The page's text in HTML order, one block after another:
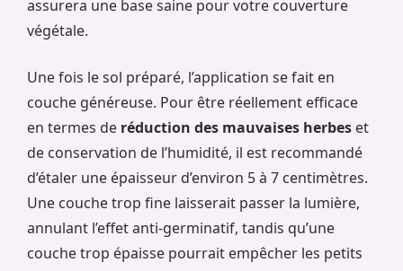
assurera une base saine pour votre couverture
végétale.
Une fois le sol préparé, l’application se fait en
couche généreuse. Pour être réellement efficace
en termes de réduction des mauvaises herbes et
de conservation de l’humidité, il est recommandé
d’étaler une épaisseur d’environ 5 à 7 centimètres.
Une couche trop fine laisserait passer la lumière,
annulant l’effet anti-germinatif, tandis qu’une
couche trop épaisse pourrait empêcher les petits